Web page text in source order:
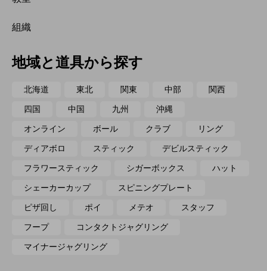
組織
地域と道具から探す
北海道 東北 関東 中部 関西
四国 中国 九州 沖縄
オンライン ボール クラブ リング
ディアボロ スティック デビルスティック
フラワースティック シガーボックス ハット
シェーカーカップ スピニングプレート
ピザ回し ポイ メテオ スタッフ
フープ コンタクトジャグリング
マイナージャグリング